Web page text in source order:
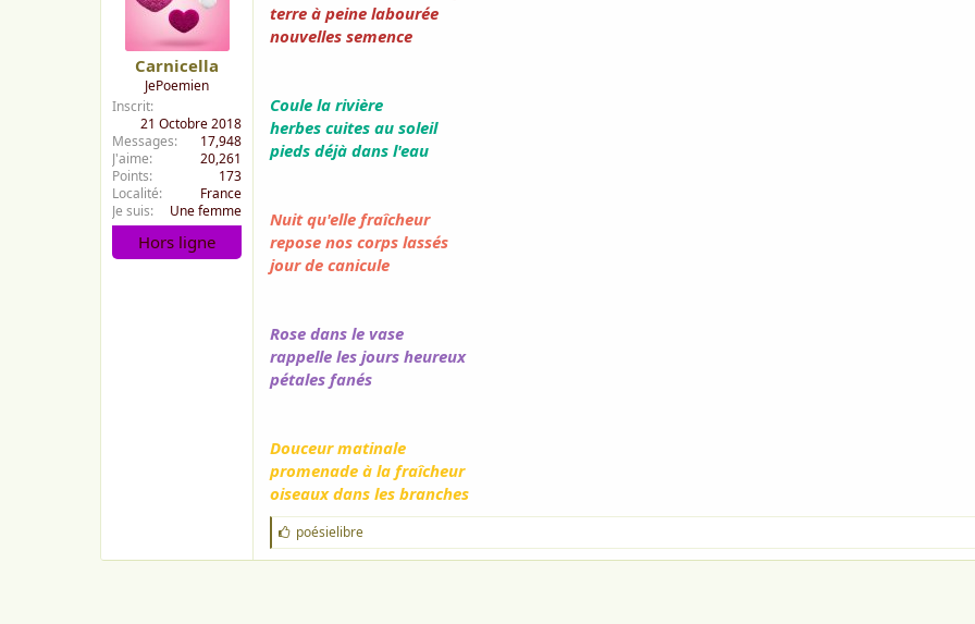
e
d
é
b
u
Carnicella
JePoemien
Inscrit
21 Octobre 2018
Messages
17,948
J'aime
20,261
Points
173
Localité
France
Je suis
Une femme
Hors ligne
terre à peine labourée
nouvelles semence
Coule la rivière
herbes cuites au soleil
pieds déjà dans l'eau
Nuit qu'elle fraîcheur
repose nos corps lassés
jour de canicule
Rose dans le vase
rappelle les jours heureux
pétales fanés
Douceur matinale
promenade à la fraîcheur
oiseaux dans les branches
J
'
a
poésielibre